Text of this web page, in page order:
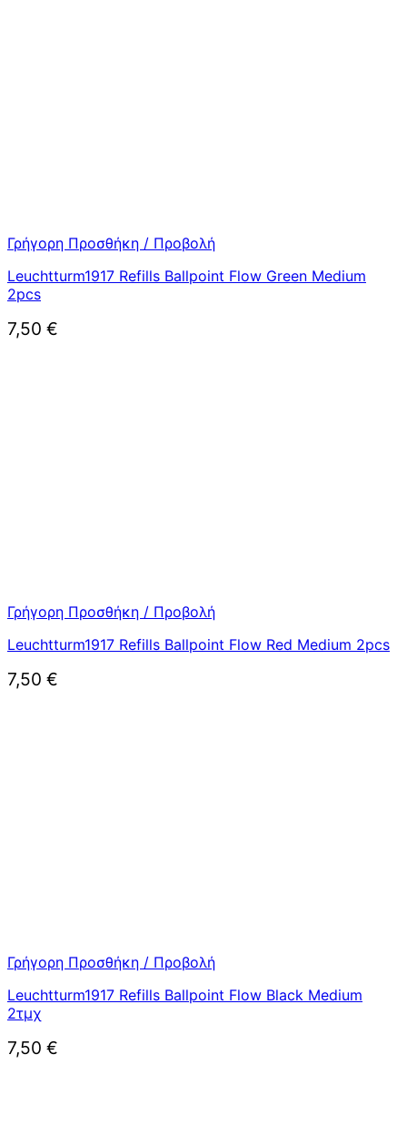
Γρήγορη Προσθήκη / Προβολή
Leuchtturm1917 Refills Ballpoint Flow Green Medium
2pcs
7,50 €
Γρήγορη Προσθήκη / Προβολή
Leuchtturm1917 Refills Ballpoint Flow Red Medium 2pcs
7,50 €
Γρήγορη Προσθήκη / Προβολή
Leuchtturm1917 Refills Ballpoint Flow Black Medium
2τμχ
7,50 €